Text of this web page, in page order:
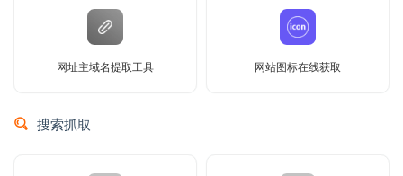
网址主域名提取工具 网站图标在线获取
搜索抓取